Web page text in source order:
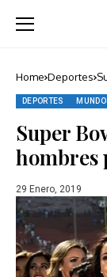
Home Deportes
DEPORTES MUNDO
Super
hombres
29 Enero, 2019